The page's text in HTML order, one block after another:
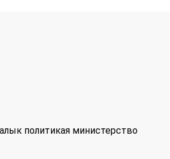
политикая министерство